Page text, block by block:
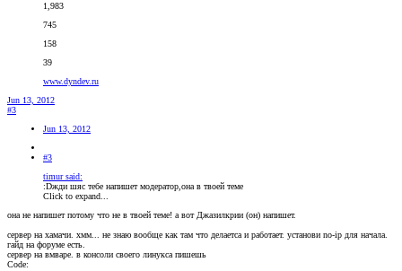
1,983
745
158
39
www.dyndev.ru
Jun 13, 2012
#3
Jun 13, 2012
#3
timur said:
:Dжди шяс тебе напишет модератор,она в твоей теме
Click to expand...
она не напишет потому что не в твоей теме! а вот Джазилкрии (он) напишет.
сервер на хамачи. хмм... не знаю вообще как там что делаетса и работает. установи no-ip для начала.
гайд на форуме есть.
сервер на вмваре. в консоли своего линукса пишешь
Code: